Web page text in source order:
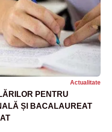
Actualitate
PENTRU
ȘI BACALAUREAT